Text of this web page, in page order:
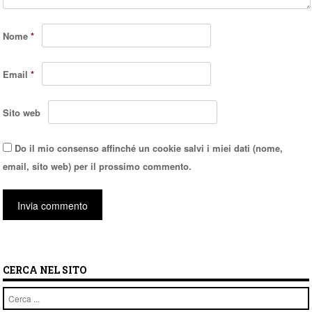
Nome*
Email*
Sito web
Do il mio consenso affinché un cookie salvi i miei dati (nome,
email, sito web) per il prossimo commento.
CERCA NEL SITO
Cerca